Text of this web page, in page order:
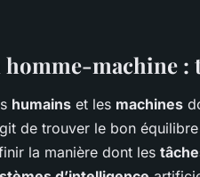
machine :
humains et les machines
de trouver le bon
la manière dont les